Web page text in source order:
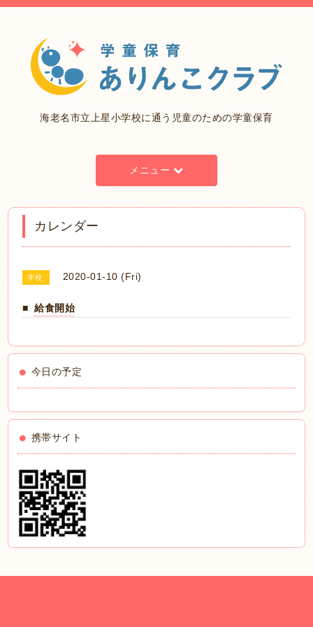
海老名市立上星小学校に通う児童のための学童保育
メニュー
カレンダー
学校 2020-01-10 (Fri)
給食開始
今日の予定
携帯サイト